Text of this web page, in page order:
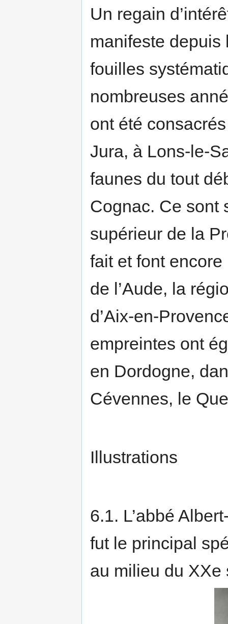
Un regain
manifeste depuis
fouilles
nombreuses
ont été
Jura, à Lons-le-
faunes du tout
Cognac. Ce sont
supérieur de la
fait et font
de l’Aude, la
d’Aix-en-
empreintes ont
en Dordogne,
Cévennes, le
Illustrations
6.1. L’abbé
fut le principal
au milieu du XXe